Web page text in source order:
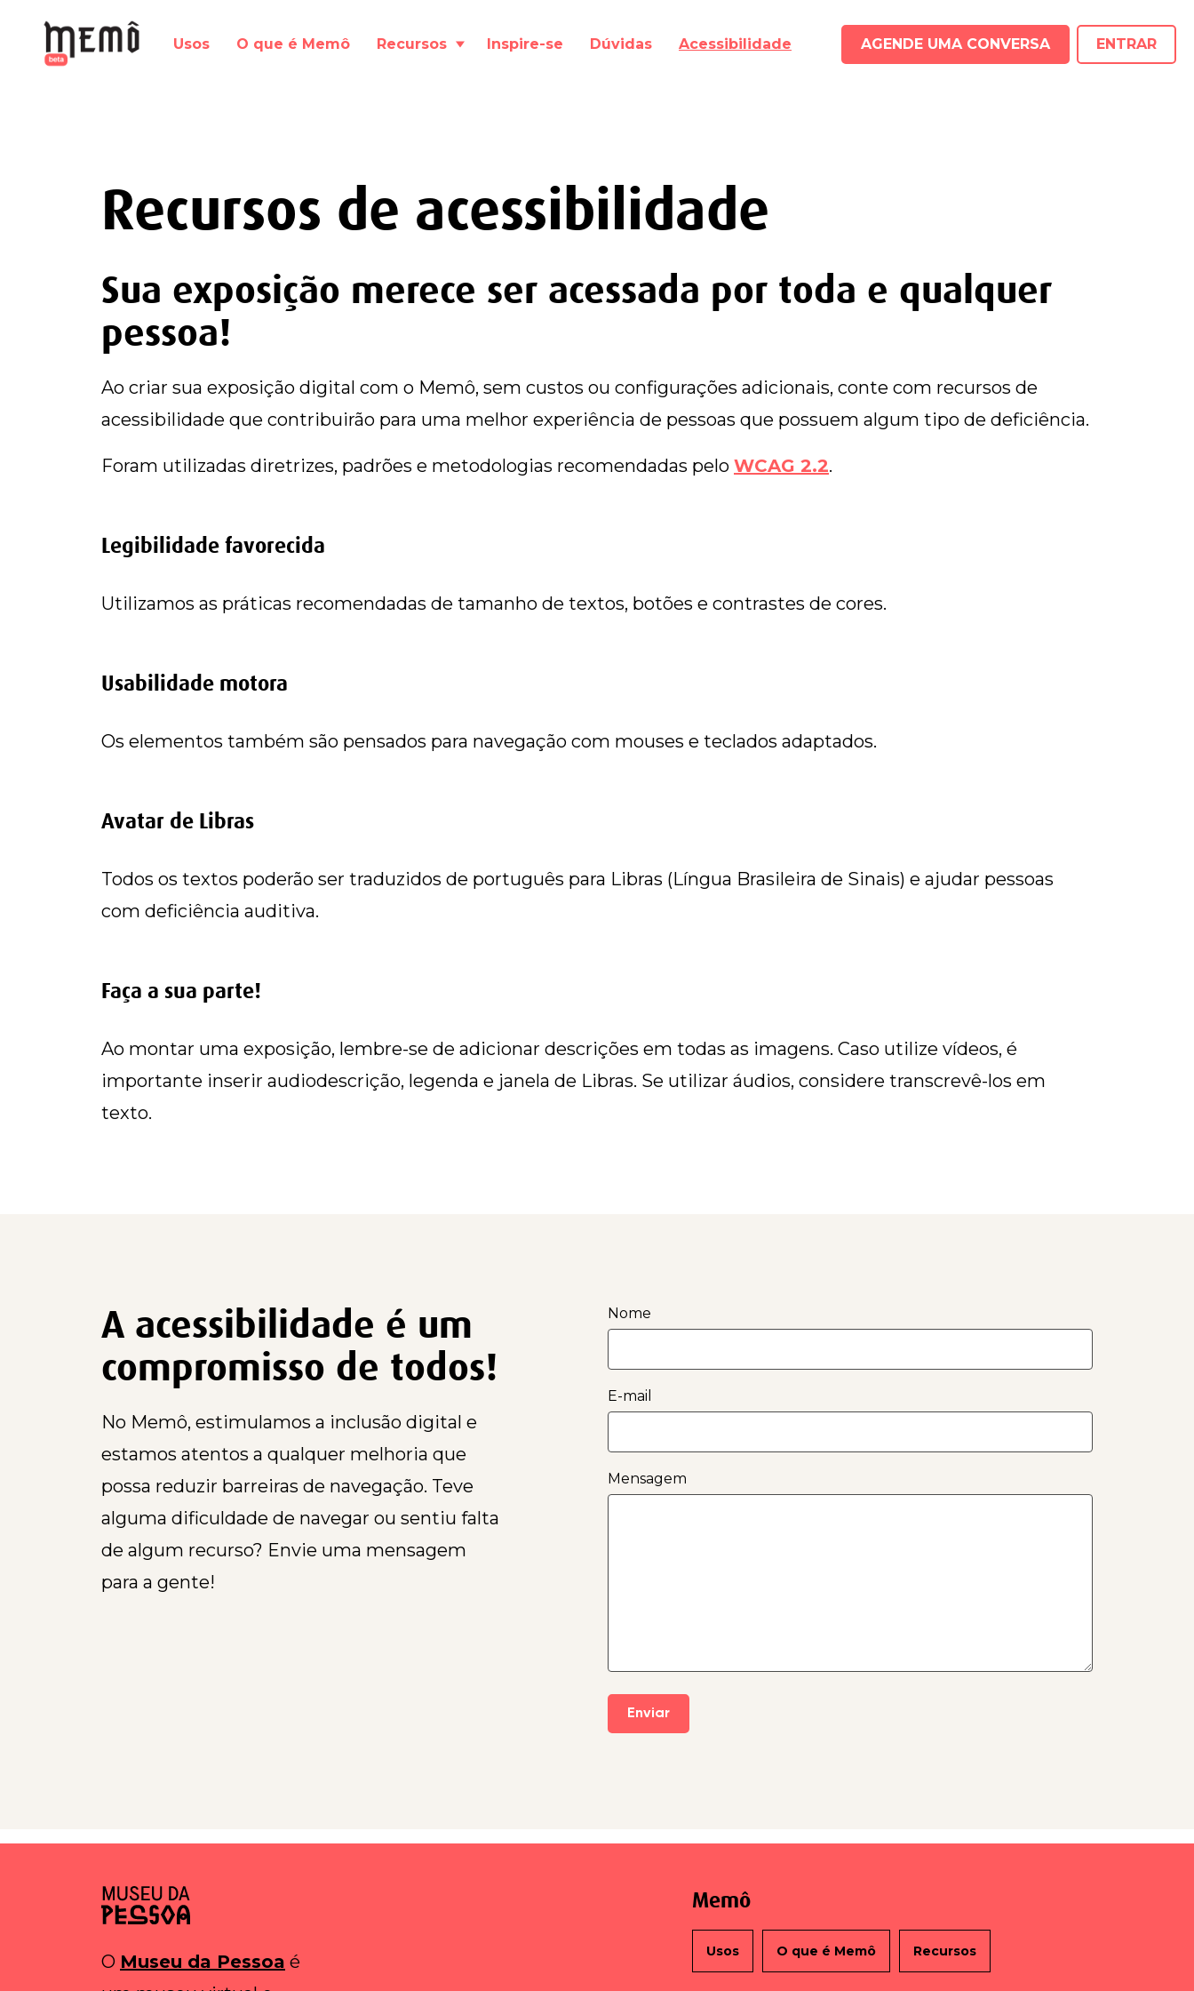
Usos O que é Memô Recursos Inspire-se Dúvidas Acessibilidade AGENDE UMA CONVERSA ENTRAR
Recursos de acessibilidade
Sua exposição merece ser acessada por toda e qualquer
pessoa!
Ao criar sua exposição digital com o Memô, sem custos ou configurações adicionais, conte com recursos de
acessibilidade que contribuirão para uma melhor experiência de pessoas que possuem algum tipo de deficiência.
Foram utilizadas diretrizes, padrões e metodologias recomendadas pelo WCAG 2.2.
Legibilidade favorecida
Utilizamos as práticas recomendadas de tamanho de textos, botões e contrastes de cores.
Usabilidade motora
Os elementos também são pensados para navegação com mouses e teclados adaptados.
Avatar de Libras
Todos os textos poderão ser traduzidos de português para Libras (Língua Brasileira de Sinais) e ajudar pessoas
com deficiência auditiva.
Faça a sua parte!
Ao montar uma exposição, lembre-se de adicionar descrições em todas as imagens. Caso utilize vídeos, é
importante inserir audiodescrição, legenda e janela de Libras. Se utilizar áudios, considere transcrevê-los em
texto.
A acessibilidade é um
compromisso de todos!
No Memô, estimulamos a inclusão digital e
estamos atentos a qualquer melhoria que
possa reduzir barreiras de navegação. Teve
alguma dificuldade de navegar ou sentiu falta
de algum recurso? Envie uma mensagem
para a gente!
Nome
E-mail
Mensagem
O Museu da Pessoa é
Memô
Usos O que é Memô Recursos